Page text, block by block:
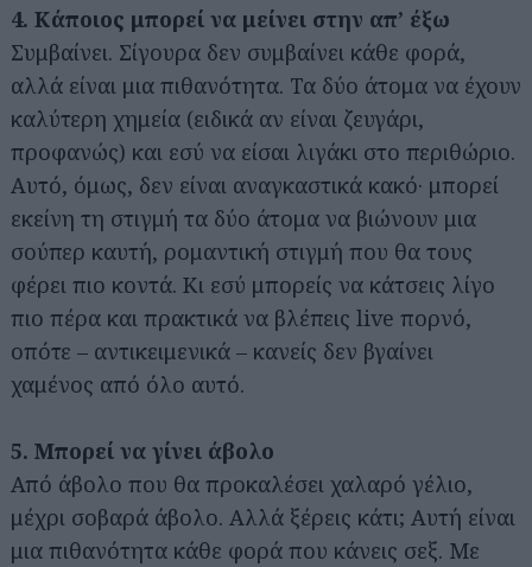
4. Κάποιος μπορεί να μείνει στην απ’ έξω
Συμβαίνει. Σίγουρα δεν συμβαίνει κάθε φορά,
αλλά είναι μια πιθανότητα. Τα δύο άτομα να έχουν
καλύτερη χημεία (ειδικά αν είναι ζευγάρι,
προφανώς) και εσύ να είσαι λιγάκι στο περιθώριο.
Αυτό, όμως, δεν είναι αναγκαστικά κακό· μπορεί
εκείνη τη στιγμή τα δύο άτομα να βιώνουν μια
σούπερ καυτή, ρομαντική στιγμή που θα τους
φέρει πιο κοντά. Κι εσύ μπορείς να κάτσεις λίγο
πιο πέρα και πρακτικά να βλέπεις live πορνό,
οπότε – αντικειμενικά – κανείς δεν βγαίνει
χαμένος από όλο αυτό.
5. Μπορεί να γίνει άβολο
Από άβολο που θα προκαλέσει χαλαρό γέλιο,
μέχρι σοβαρά άβολο. Αλλά ξέρεις κάτι; Αυτή είναι
μια πιθανότητα κάθε φορά που κάνεις σεξ. Με